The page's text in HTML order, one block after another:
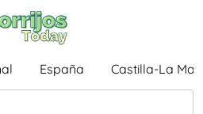
España Castilla-La